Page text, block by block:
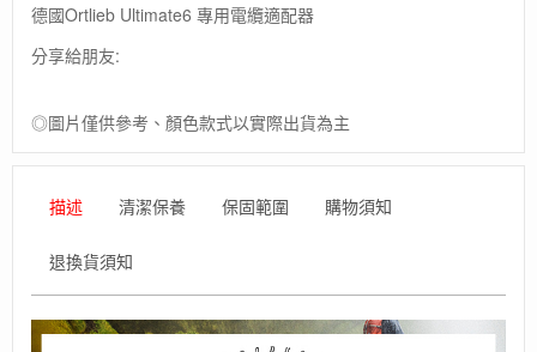
德國Ortlieb Ultimate6 專用電纜適配器
分享給朋友:
◎圖片僅供參考、顏色款式以實際出貨為主
描述 清潔保養 保固範圍 購物須知
退換貨須知